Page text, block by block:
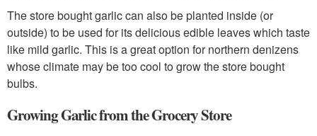
The store bought garlic can also be planted inside (or
outside) to be used for its delicious edible leaves which taste
like mild garlic. This is a great option for northern denizens
whose climate may be too cool to grow the store bought
bulbs.
Growing Garlic from the Grocery Store